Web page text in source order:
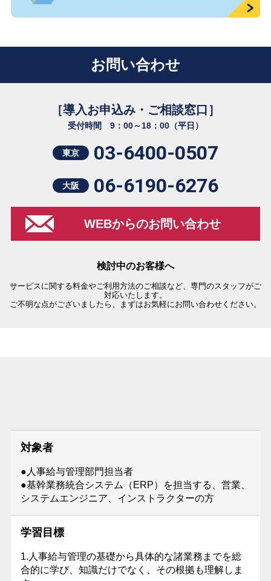
お問い合わせ
［導入お申込み・ご相談窓口］
受付時間 9：00～18：00（平日）
東京 03-6400-0507
大阪 06-6190-6276
WEBからのお問い合わせ
検討中のお客様へ
サービスに関する料金やご利用方法のご相談など、専門のスタッフがご
対応いたします。
ご不明な点がございましたら、まずはお気軽にお問い合わせください。
対象者
●人事給与管理部門担当者
●基幹業務統合システム（ERP）を担当する、営業、
システムエンジニア、インストラクターの方
学習目標
1.人事給与管理の基礎から具体的な諸業務までを総
合的に学び、知識だけでなく、その根拠も理解しま